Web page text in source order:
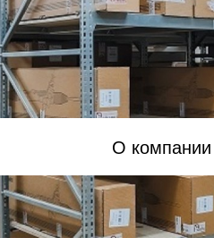
О компании